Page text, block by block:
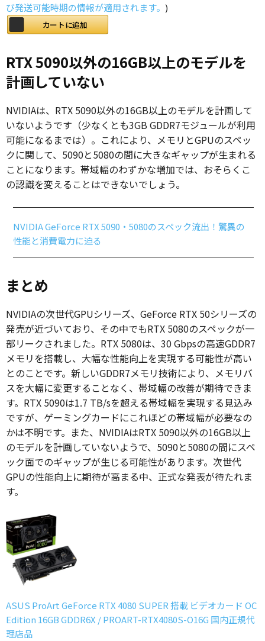
び発送可能時期の情報が適用されます。 )
カートに追加
RTX 5090以外の16GB以上のモデルを
計画していない
NVIDIAは、RTX 5090以外の16GB以上のモデルを計画して
いないようです（少なくとも3GB GDDR7モジュールが利用
可能になるまでは）。これにより、メモリとGPUのスペッ
クに関して、5090と5080の間に大きなギャップが生まれる
ことになります。帯域幅のわずかな増加では、おそらくこ
の認識を変えることはできないでしょう。
NVIDIA GeForce RTX 5090・5080のスペック流出！驚異の
性能と消費電力に迫る
まとめ
NVIDIAの次世代GPUシリーズ、GeForce RTX 50シリーズの
発売が近づいており、その中でもRTX 5080のスペックが一
部リークされました。RTX 5080は、30 Gbpsの高速GDDR7
メモリを搭載し、大幅な性能向上を実現する可能性が高い
とのことです。新しいGDDR7メモリ技術により、メモリバ
スを大幅に変更することなく、帯域幅の改善が期待できま
す。RTX 5090は1.7 TB/sを超える帯域幅を実現する見込み
ですが、ゲーミングカードにこれほどの帯域幅が必要なの
かは不明です。また、NVIDIAはRTX 5090以外の16GB以上
のモデルを計画していないようで、5090と5080の間にスペ
ック面でのギャップが生じる可能性があります。次世代
GPUの性能向上に期待が高まる中、正式な発表が待たれま
す。
ASUS ProArt GeForce RTX 4080 SUPER 搭載 ビデオカード OC
Edition 16GB GDDR6X / PROART-RTX4080S-O16G 国内正規代
理店品